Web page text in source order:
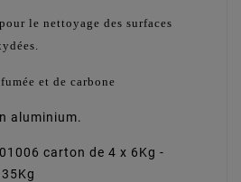
le nettoyage des surfaces
et de carbone
aluminium.
carton de 4 x 6Kg -